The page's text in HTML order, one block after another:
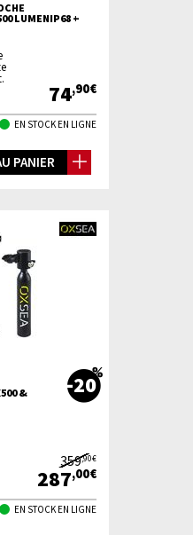
LUMENIP68 +
74,90€
EN STOCK EN LIGNE
PANIER
&
-20
359,90€
287,00€
EN STOCK EN LIGNE